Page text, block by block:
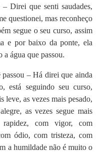
Direi que senti saudades,
questionei, mas reconheço
segue o seu curso, assim
e por baixo da ponte, ela
a água que passou.
– Há direi que ainda
está seguindo seu curso,
leve, as vezes mais pesado,
as vezes segue mais
com vigor, com
ódio, com tristeza, com
a humildade não é muito o